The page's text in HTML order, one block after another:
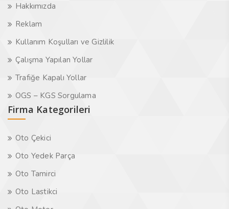
Hakkımızda
Reklam
Kullanım Koşulları ve Gizlilik
Çalışma Yapılan Yollar
Trafiğe Kapalı Yollar
OGS – KGS Sorgulama
Firma Kategorileri
Oto Çekici
Oto Yedek Parça
Oto Tamirci
Oto Lastikci